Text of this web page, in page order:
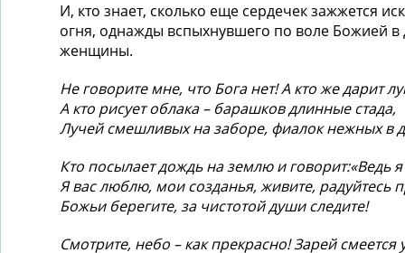
И, кто знает, сколько еще сердечек зажжется
огня, однажды вспыхнувшего по воле Божией
женщины.
Не говорите мне, что Бога нет! А кто же дарит
А кто рисует облака – барашков длинные стада,
Лучей смешливых на заборе, фиалок нежных в
Кто посылает дождь на землю и говорит:«Ведь
Я вас люблю, мои созданья, живите, радуйтесь
Божьи берегите, за чистотой души следите!
Смотрите, небо – как прекрасно! Зарей смеется